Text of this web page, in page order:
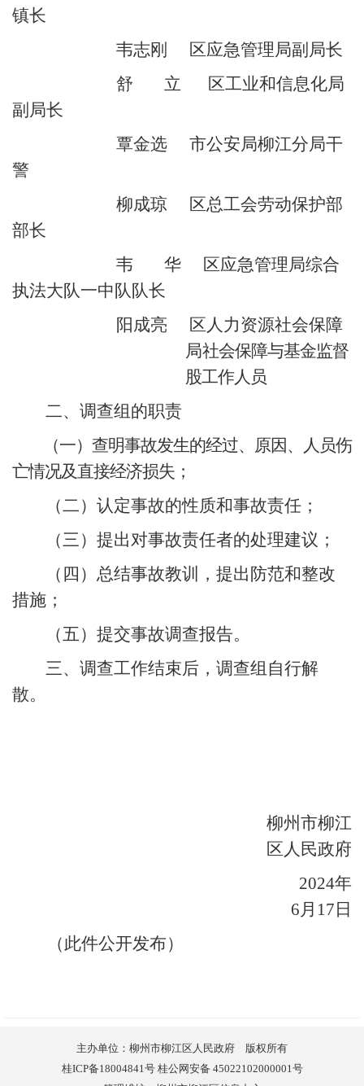
镇长
韦志刚
区应急管理局副局长
舒
立 区工业和信息化局
副局长
覃金选
市公安局柳江分局干
警
柳成琼
区总工会劳动保护部
部长
韦
华 区应急管理局综合
执法大队一中队队长
阳成亮
区人力资源社会保障
局社会保障与基金监督
股工作人员
二、调查组的职责
（一）查明事故发生的经过、原因、人员伤
亡情况及直接经济损失；
（二）认定事故的性质和事故责任；
（三）提出对事故责任者的处理建议；
（四）总结事故教训，提出防范和整改
措施；
（五）提交事故调查报告。
三、调查工作结束后，调查组自行解
散。
柳州市柳江
区人民政府
2024年
6月 17 日
（此件公开发布）
主办单位：柳州市柳江区人民政府 版权所有
桂ICP备18004841号 桂公网安备 45022102000001号